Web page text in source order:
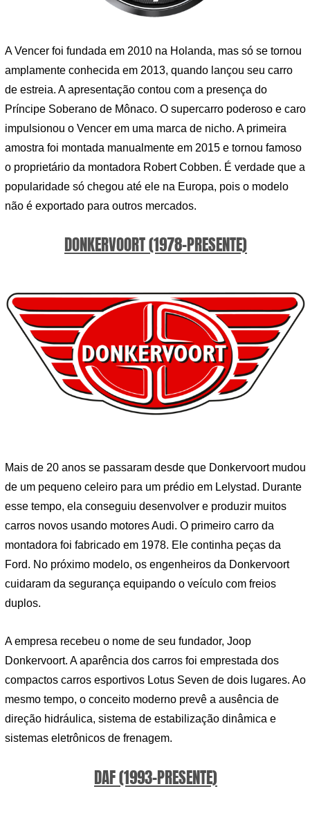
A Vencer foi fundada em 2010 na Holanda, mas só se tornou
amplamente conhecida em 2013, quando lançou seu carro
de estreia. A apresentação contou com a presença do
Príncipe Soberano de Mônaco. O supercarro poderoso e caro
impulsionou o Vencer em uma marca de nicho. A primeira
amostra foi montada manualmente em 2015 e tornou famoso
o proprietário da montadora Robert Cobben. É verdade que a
popularidade só chegou até ele na Europa, pois o modelo
não é exportado para outros mercados.
DONKERVOORT (1978-PRESENTE)
Mais de 20 anos se passaram desde que Donkervoort mudou
de um pequeno celeiro para um prédio em Lelystad. Durante
esse tempo, ela conseguiu desenvolver e produzir muitos
carros novos usando motores Audi. O primeiro carro da
montadora foi fabricado em 1978. Ele continha peças da
Ford. No próximo modelo, os engenheiros da Donkervoort
cuidaram da segurança equipando o veículo com freios
duplos.
A empresa recebeu o nome de seu fundador, Joop
Donkervoort. A aparência dos carros foi emprestada dos
compactos carros esportivos Lotus Seven de dois lugares. Ao
mesmo tempo, o conceito moderno prevê a ausência de
direção hidráulica, sistema de estabilização dinâmica e
sistemas eletrônicos de frenagem.
DAF (1993-PRESENTE)